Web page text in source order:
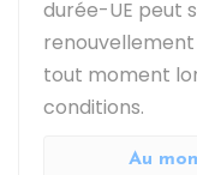
durée-UE peut
tout moment
conditions.
Au